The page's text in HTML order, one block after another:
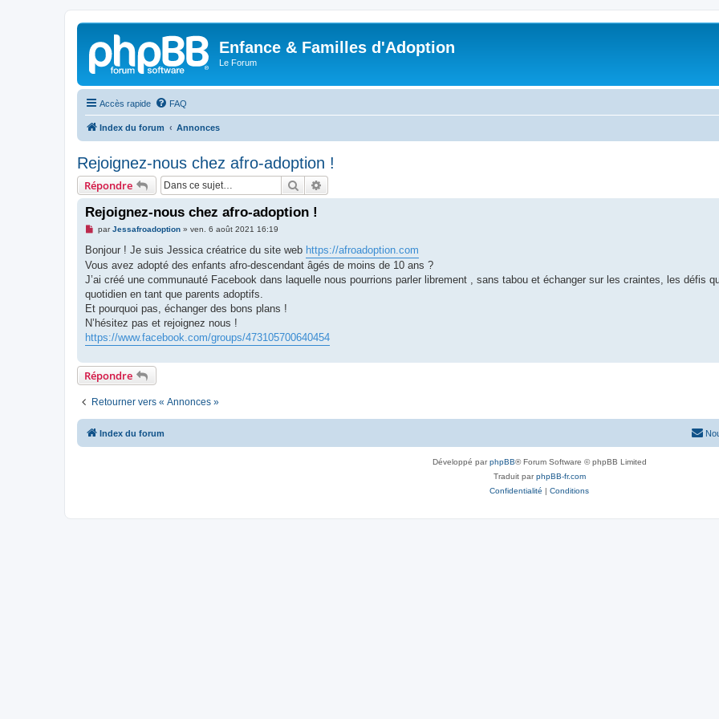
Enfance & Familles d'Adoption
Le Forum
Accès rapide FAQ
Index du forum Annonces
Rejoignez-nous chez afro-adoption !
Répondre Rechercher
Rejoignez-nous chez afro-adoption !
M
s
a
g
e
n
o
n
u
parJessafroadoption» ven. 6 août 2021 16:19
Bonjour ! Je suis Jessica créatrice du site web https://afroadoption.com
Vous avez adopté des enfants afro-descendant âgés de moins de 10 ans ?
J’ai créé une communauté Facebook dans laquelle nous pourrions parler librement , sans tabou et échanger sur les craintes, les défis
quotidien en tant que parents adoptifs.
Et pourquoi pas, échanger des bons plans !
N’hésitez pas et rejoignez nous !
https://www.facebook.com/groups/473105700640454
Répondre
Retourner vers « Annonces »
Index du forum
Développé parphpBB® Forum Software © phpBB Limited
Traduit parphpBB-fr.com
Confidentialité | Conditions